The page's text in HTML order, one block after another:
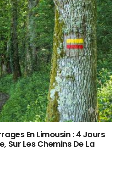
En Limousin : 4 Jours
Sur Les Chemins De La